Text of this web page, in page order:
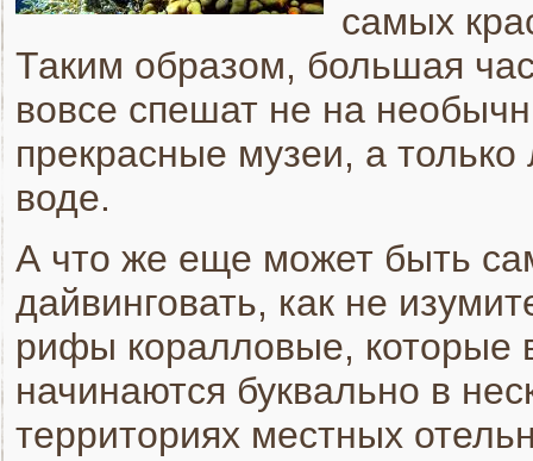
самых
Таким образом, большая
вовсе спешат не на
прекрасные музеи, а
воде.
А что же еще может быть
дайвинговать, как не
рифы коралловые, которые
начинаются буквально в
территориях местных